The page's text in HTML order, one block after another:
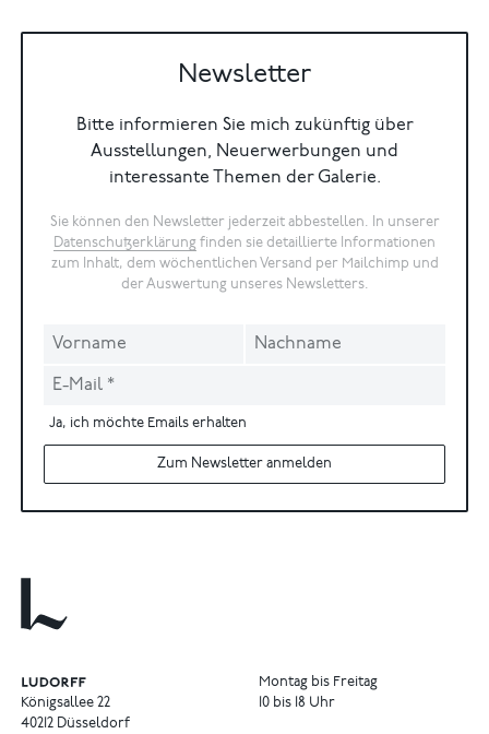
Newsletter
Bitte informieren Sie mich zukünftig über
Ausstellungen, Neuerwerbungen und
interessante Themen der Galerie.
Sie können den Newsletter jederzeit abbestellen. In unserer
Datenschutzerklärung finden sie detaillierte Informationen
zum Inhalt, dem wöchentlichen Versand per Mailchimp und
der Auswertung unseres Newsletters.
Ja, ich möchte Emails erhalten
Zum Newsletter anmelden
Königsallee 22
40212 Düsseldorf
Montag bis Freitag
10 bis 18 Uhr